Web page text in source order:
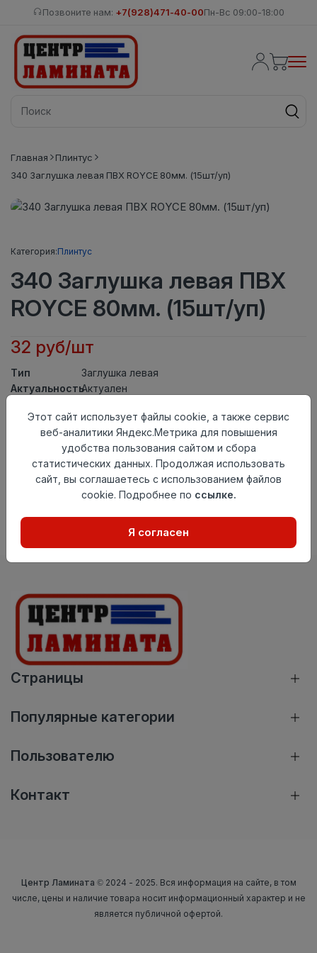
Позвоните нам: +7(928)471-40-00Пн-Вс 09:00-18:00
Главная
Плинтус
340 Заглушка левая ПВХ ROYCE 80мм. (15шт/уп)
Категория:Плинтус
340 Заглушка левая ПВХ
ROYCE 80мм. (15шт/уп)
32 руб/шт
Тип
Заглушка левая
АктуальностьАктуален
Осталось37 шт
Добавить в корзину
Внимание! Внешний вид товара может отличаться от
представленного на настоящем сайте. Проверяйте
в момент приобретения товара.
Страницы
Популярные категории
Пользователю
Контакт
Центр Ламината © 2024 - 2025. Вся информация на сайте, в том
числе, цены и наличие товара носит информационный характер и не
является публичной офертой.
Этот сайт использует файлы cookie, а также сервис
веб-аналитики Яндекс.Метрика для повышения
удобства пользования сайтом и сбора
статистических данных. Продолжая использовать
сайт, вы соглашаетесь с использованием файлов
cookie. Подробнее по ссылке.
Я согласен